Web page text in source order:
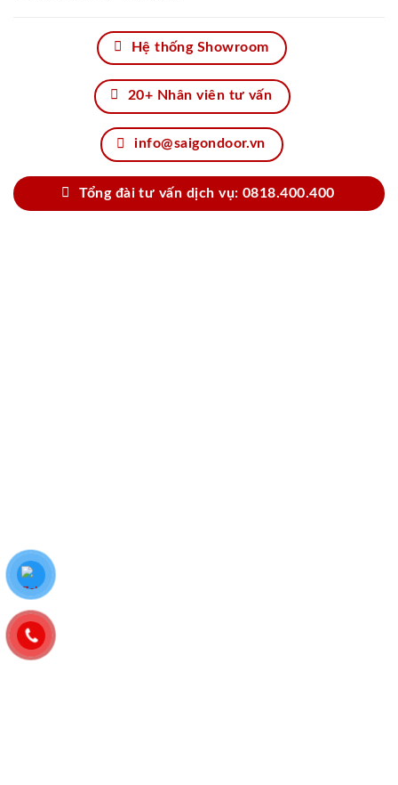
Hệ thống Showroom
20+ Nhân viên tư vấn
info@saigondoor.vn
Tổng đài tư vấn dịch vụ: 0818.400.400